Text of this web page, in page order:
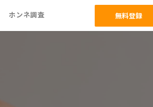
ホンネ調査 無料登録